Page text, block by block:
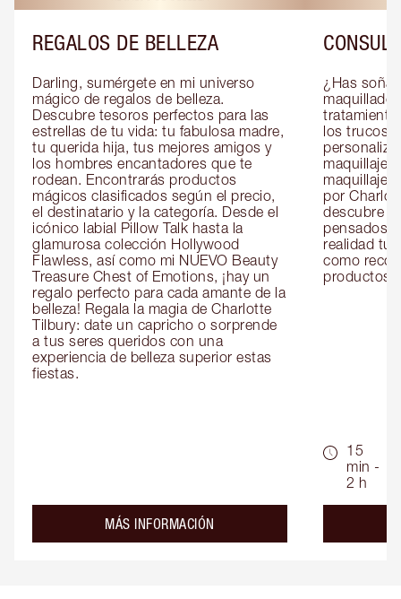
REGALOS DE BELLEZA
Darling, sumérgete en mi universo
mágico de regalos de belleza.
Descubre tesoros perfectos para las
estrellas de tu vida: tu fabulosa madre,
tu querida hija, tus mejores amigos y
los hombres encantadores que te
rodean. Encontrarás productos
mágicos clasificados según el precio,
el destinatario y la categoría. Desde el
icónico labial Pillow Talk hasta la
glamurosa colección Hollywood
Flawless, así como mi NUEVO Beauty
Treasure Chest of Emotions, ¡hay un
regalo perfecto para cada amante de la
belleza! Regala la magia de Charlotte
Tilbury: date un capricho o sorprende
a tus seres queridos con una
experiencia de belleza superior estas
fiestas.
MÁS INFORMACIÓN
¿Has
los
maquillaje
maquillaje
por
descubre
pensados
realidad
como
productos
15
min -
2 h